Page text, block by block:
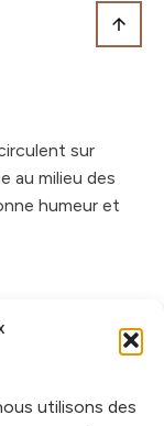
utilisons des
sur
au milieu des
humeur et